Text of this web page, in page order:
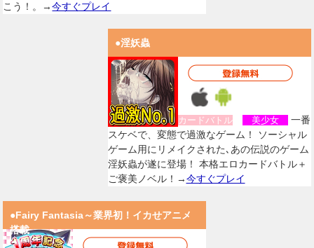
こう！。→今すぐプレイ
●淫妖蟲
カードバトル 美少女
一番
スケベで、変態で過激なゲーム！ ソーシャル
ゲーム用にリメイクされた､あの伝説のゲーム
淫妖蟲が遂に登場！ 本格エロカードバトル＋
ご褒美ノベル！→今すぐプレイ
●Fairy Fantasia～業界初！イカせアニメ
搭載